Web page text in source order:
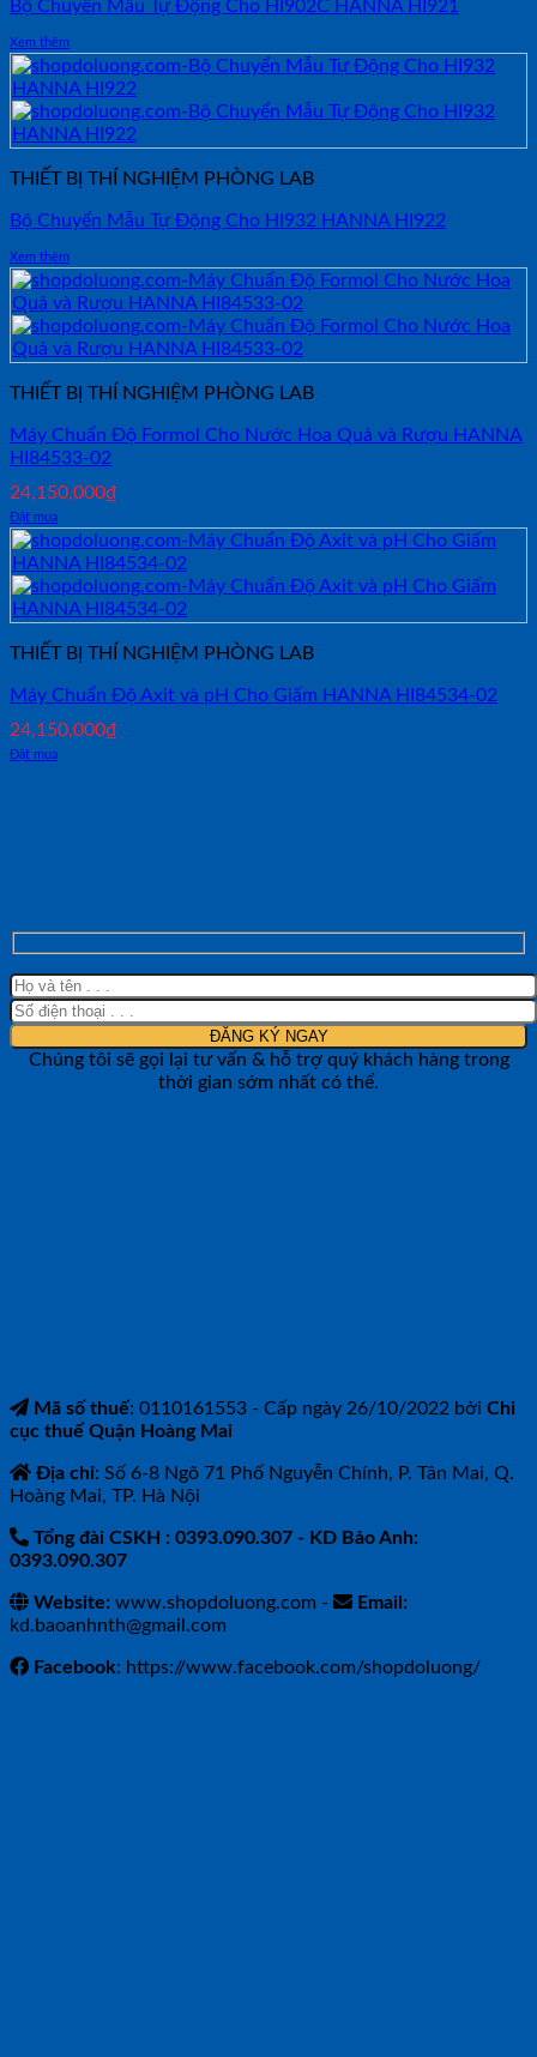
Bộ Chuyển Mẫu Tự Động Cho HI902C HANNA HI921
Xem thêm
THIẾT BỊ THÍ NGHIỆM PHÒNG LAB
Bộ Chuyển Mẫu Tự Động Cho HI932 HANNA HI922
Xem thêm
THIẾT BỊ THÍ NGHIỆM PHÒNG LAB
Máy Chuẩn Độ Formol Cho Nước Hoa Quả và Rượu HANNA
HI84533-02
24,150,000₫
Đặt mua
THIẾT BỊ THÍ NGHIỆM PHÒNG LAB
Máy Chuẩn Độ Axit và pH Cho Giấm HANNA HI84534-02
24,150,000₫
Đặt mua
Chúng tôi sẽ gọi lại tư vấn & hỗ trợ quý khách hàng trong
thời gian sớm nhất có thể.
Mã số thuế: 0110161553 - Cấp ngày 26/10/2022 bởi Chi
cục thuế Quận Hoàng Mai
Địa chỉ: Số 6-8 Ngõ 71 Phố Nguyễn Chính, P. Tân Mai, Q.
Hoàng Mai, TP. Hà Nội
Tổng đài CSKH : 0393.090.307 - KD Bảo Anh:
0393.090.307
Website: www.shopdoluong.com -
Email:
kd.baoanhnth@gmail.com
Facebook: https://www.facebook.com/shopdoluong/